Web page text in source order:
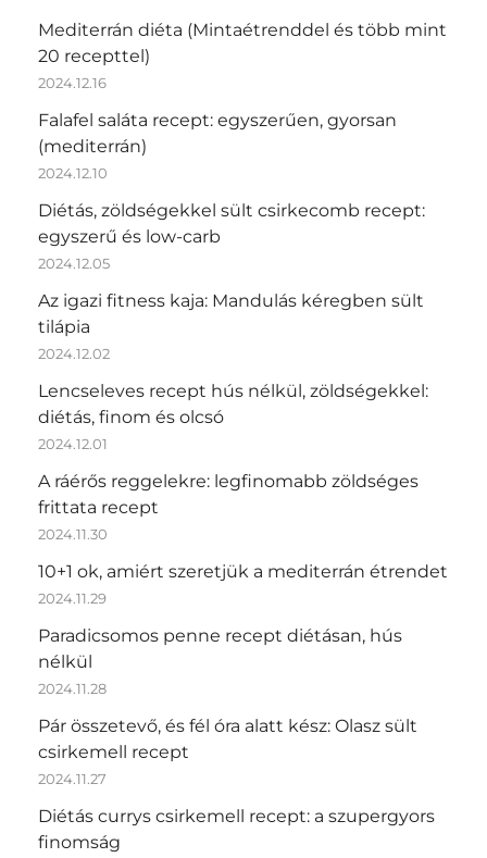
Mediterrán diéta (Mintaétrenddel és több mint
20 recepttel)
2024.12.16
Falafel saláta recept: egyszerűen, gyorsan
(mediterrán)
2024.12.10
Diétás, zöldségekkel sült csirkecomb recept:
egyszerű és low-carb
2024.12.05
Az igazi fitness kaja: Mandulás kéregben sült
tilápia
2024.12.02
Lencseleves recept hús nélkül, zöldségekkel:
diétás, finom és olcsó
2024.12.01
A ráérős reggelekre: legfinomabb zöldséges
frittata recept
2024.11.30
10+1 ok, amiért szeretjük a mediterrán étrendet
2024.11.29
Paradicsomos penne recept diétásan, hús
nélkül
2024.11.28
Pár összetevő, és fél óra alatt kész: Olasz sült
csirkemell recept
2024.11.27
Diétás currys csirkemell recept: a szupergyors
finomság